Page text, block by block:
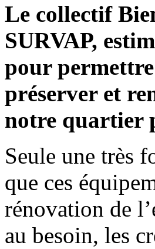
Le collectif
SURVAP,
pour
préserver et
notre quartier
Seule une très
que ces
rénovation de
au besoin, les